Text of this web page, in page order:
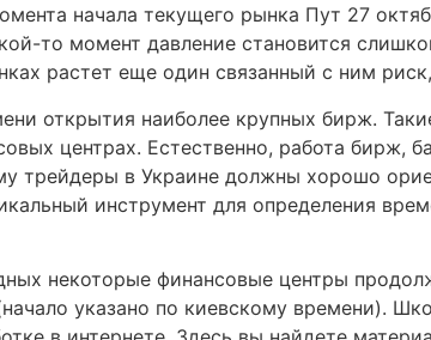
начала текущего рынка Пут 27
то момент давление становится
растет еще один связанный с ним
открытия наиболее крупных бирж.
центрах. Естественно, работа бирж,
трейдеры в Украине должны хорошо
инструмент для определения
некоторые финансовые центры
указано по киевскому времени).